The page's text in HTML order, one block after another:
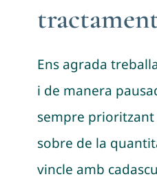
Ens agrada
i de manera
sempre
sobre de la
vincle amb